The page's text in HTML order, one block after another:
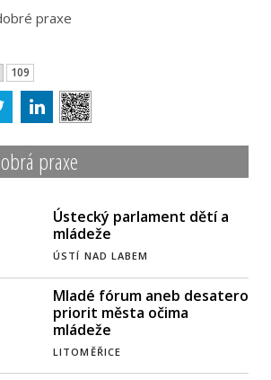
praxe
109
praxe
Ústecký parlament dětí a
mládeže
ÚSTÍ NAD LABEM
Mladé fórum aneb desatero
priorit města očima
mládeže
LITOMĚŘICE